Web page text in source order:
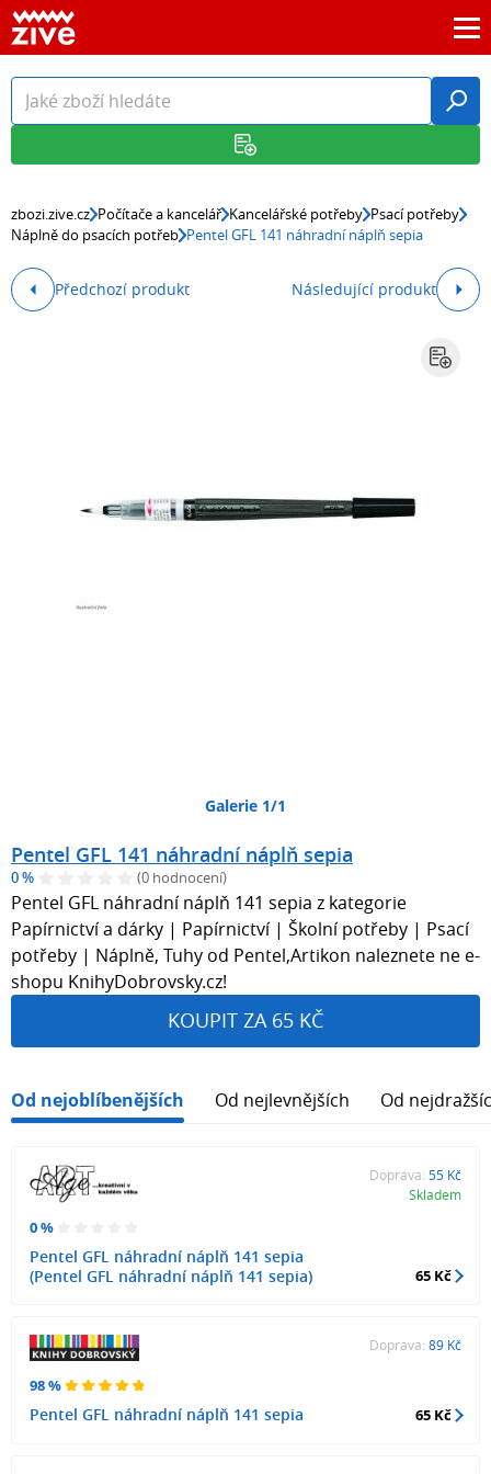
zbozi.zive.cz Počítače a kancelář Kancelářské potřeby Psací potřeby
Náplně do psacích potřeb Pentel GFL 141 náhradní náplň sepia
Předchozí produkt Následující produkt
Galerie 1/1
Pentel GFL 141 náhradní náplň sepia
0 % (0 hodnocení)
Pentel GFL náhradní náplň 141 sepia z kategorie
Papírnictví a dárky | Papírnictví | Školní potřeby | Psací
potřeby | Náplně, Tuhy od Pentel,Artikon naleznete ne e-
shopu KnihyDobrovsky.cz!
KOUPIT ZA 65 KČ
Od nejoblíbenějších Od nejlevnějších Od
0 %
Pentel GFL náhradní náplň 141 sepia
(Pentel GFL náhradní náplň 141 sepia)
Doprava: 55 Kč
Skladem
65 Kč
98 %
Pentel GFL náhradní náplň 141 sepia
Doprava: 89 Kč
65 Kč